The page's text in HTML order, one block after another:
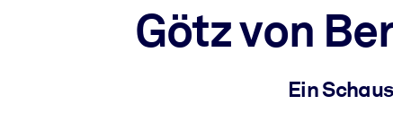
Götz von
Ein